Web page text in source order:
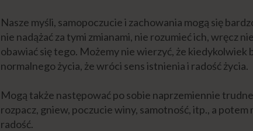
Nasze myśli, samopoczucie i zachowania mogą się
nie nadążać za tymi zmianami, nie rozumieć ich, wręcz
obawiać się tego. Możemy nie wierzyć, że kiedykolwiek
normalnego życia, że wróci sens istnienia i radość życia.
Mogą także następować po sobie naprzemiennie
rozpacz, gniew, poczucie winy, samotność, itp., a potem
radość.